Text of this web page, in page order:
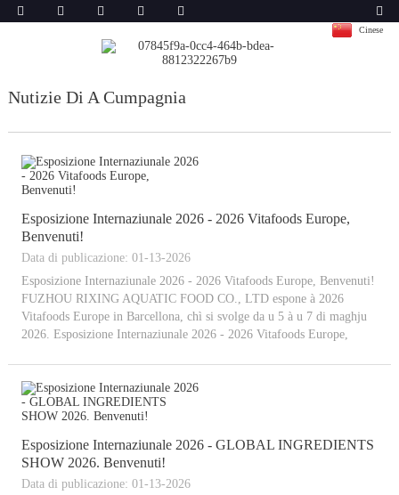
Cinese
Nutizie Di A Cumpagnia
Esposizione Internaziunale 2026 - 2026 Vitafoods Europe,
Benvenuti!
Data di publicazione: 01-13-2026
Esposizione Internaziunale 2026 - 2026 Vitafoods Europe, Benvenuti!
FUZHOU RIXING AQUATIC FOOD CO., LTD espone à 2026
Vitafoods Europe in Barcellona, ​​chì si svolge da u 5 à u 7 di maghju
2026. Esposizione Internaziunale 2026 - 2026 Vitafoods Europe,
Esposizione Internaziunale 2026 - GLOBAL INGREDIENTS
SHOW 2026. Benvenuti!
Data di publicazione: 01-13-2026